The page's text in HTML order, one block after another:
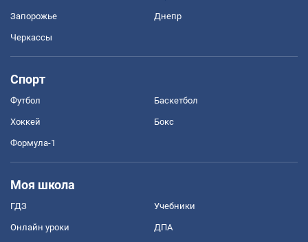
Запорожье Днепр
Черкассы
Спорт
Футбол Баскетбол
Хоккей Бокс
Формула-1
Моя школа
ГДЗ Учебники
Онлайн уроки ДПА